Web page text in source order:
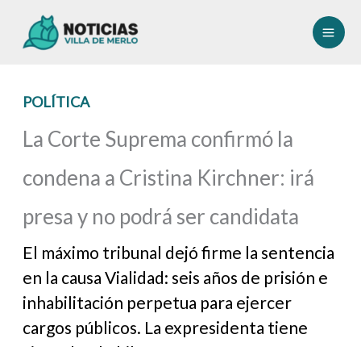
POLÍTICA
La Corte Suprema confirmó la
condena a Cristina Kirchner: irá
presa y no podrá ser candidata
El máximo tribunal dejó firme la sentencia
en la causa Vialidad: seis años de prisión e
inhabilitación perpetua para ejercer
cargos públicos. La expresidenta tiene